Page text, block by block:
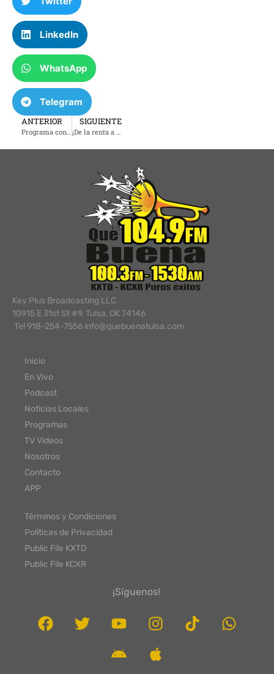
LinkedIn
WhatsApp
Telegram
ANTERIOR
Programa con la abogada Lorena Rivas – Viernes 29 de agosto 2025
SIGUIENTE
¡De la renta a tu propia casa! First Pryority Bank
Key Plus Broadcasting LLC
10915 E 31st St #9, Tulsa, OK 74146
Tel 918-254-7556 info@quebuenatulsa.com
Inicio
En Vivo
Podcast
Noticias Locales
Programas
TV Videos
Nosotros
Contacto
APP
Términos y Condiciones
Políticas de Privacidad
Public File KXTD
Public File KCXR
¡Síguenos!